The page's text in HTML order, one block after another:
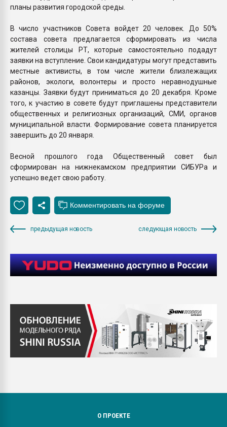
планы развития городской среды.
В число участников Совета войдет 20 человек. До 50%
состава совета предлагается сформировать из числа
жителей столицы РТ, которые самостоятельно подадут
заявки на вступление. Свои кандидатуры могут представить
местные активисты, в том числе жители близлежащих
районов, экологи, волонтеры и просто неравнодушные
казанцы. Заявки будут приниматься до 20 декабря. Кроме
того, к участию в совете будут приглашены представители
общественных и религиозных организаций, СМИ, органов
муниципальной власти. Формирование совета планируется
завершить до 20 января.
Весной прошлого года Общественный совет был
сформирован на нижнекамском предприятии СИБУРа и
успешно ведет свою работу.
предыдущая новость следующая новость
О ПРОЕКТЕ